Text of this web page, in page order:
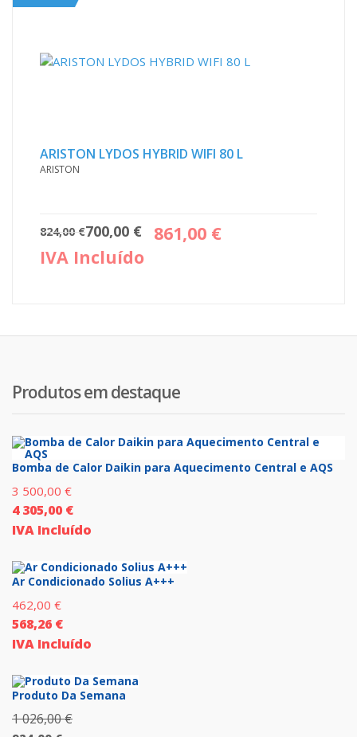
ARISTON LYDOS HYBRID WIFI 80 L
ARISTON
824,00€O
original
700,00 €
O
preço
861,00 €
IVA Incluído
Produtos em destaque
Bomba de Calor Daikin para Aquecimento Central e AQS
3 500,00 €
4 305,00 €
IVA Incluído
Ar Condicionado Solius A+++
462,00 €
568,26 €
IVA Incluído
Produto Da Semana
1 026,00€O